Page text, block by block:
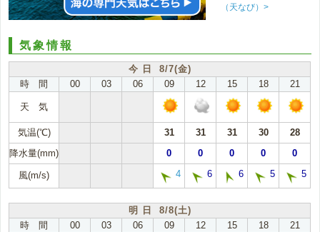
（天なび）>
気象情報
今 日 8/7(金)
時 間
00 03 06 09 12 15 18 21
天 気
気温(℃) 31 31 31 30
28
降水量(mm)
0 0 0 0 0
風(m/s) 4 6 6 5 5
明 日 8/8(土)
時 間
00 03 06 09 12 15 18 21